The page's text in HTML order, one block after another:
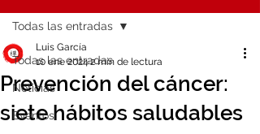
Todas las entradas
Noticias
Eventos
Todas las entradas
Prevención del cáncer:
siete hábitos saludables
Luis García
10 ene 20242 min de lectura